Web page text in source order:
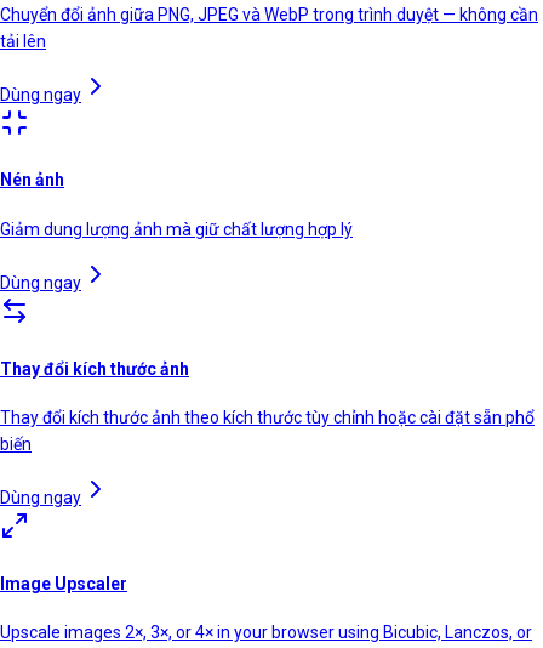
Chuyển đổi ảnh giữa PNG, JPEG và WebP trong trình duyệt — không cần
tải lên
Dùng ngay
Nén ảnh
Giảm dung lượng ảnh mà giữ chất lượng hợp lý
Dùng ngay
Thay đổi kích thước ảnh
Thay đổi kích thước ảnh theo kích thước tùy chỉnh hoặc cài đặt sẵn phổ
biến
Dùng ngay
Image Upscaler
Upscale images 2×, 3×, or 4× in your browser using Bicubic, Lanczos, or